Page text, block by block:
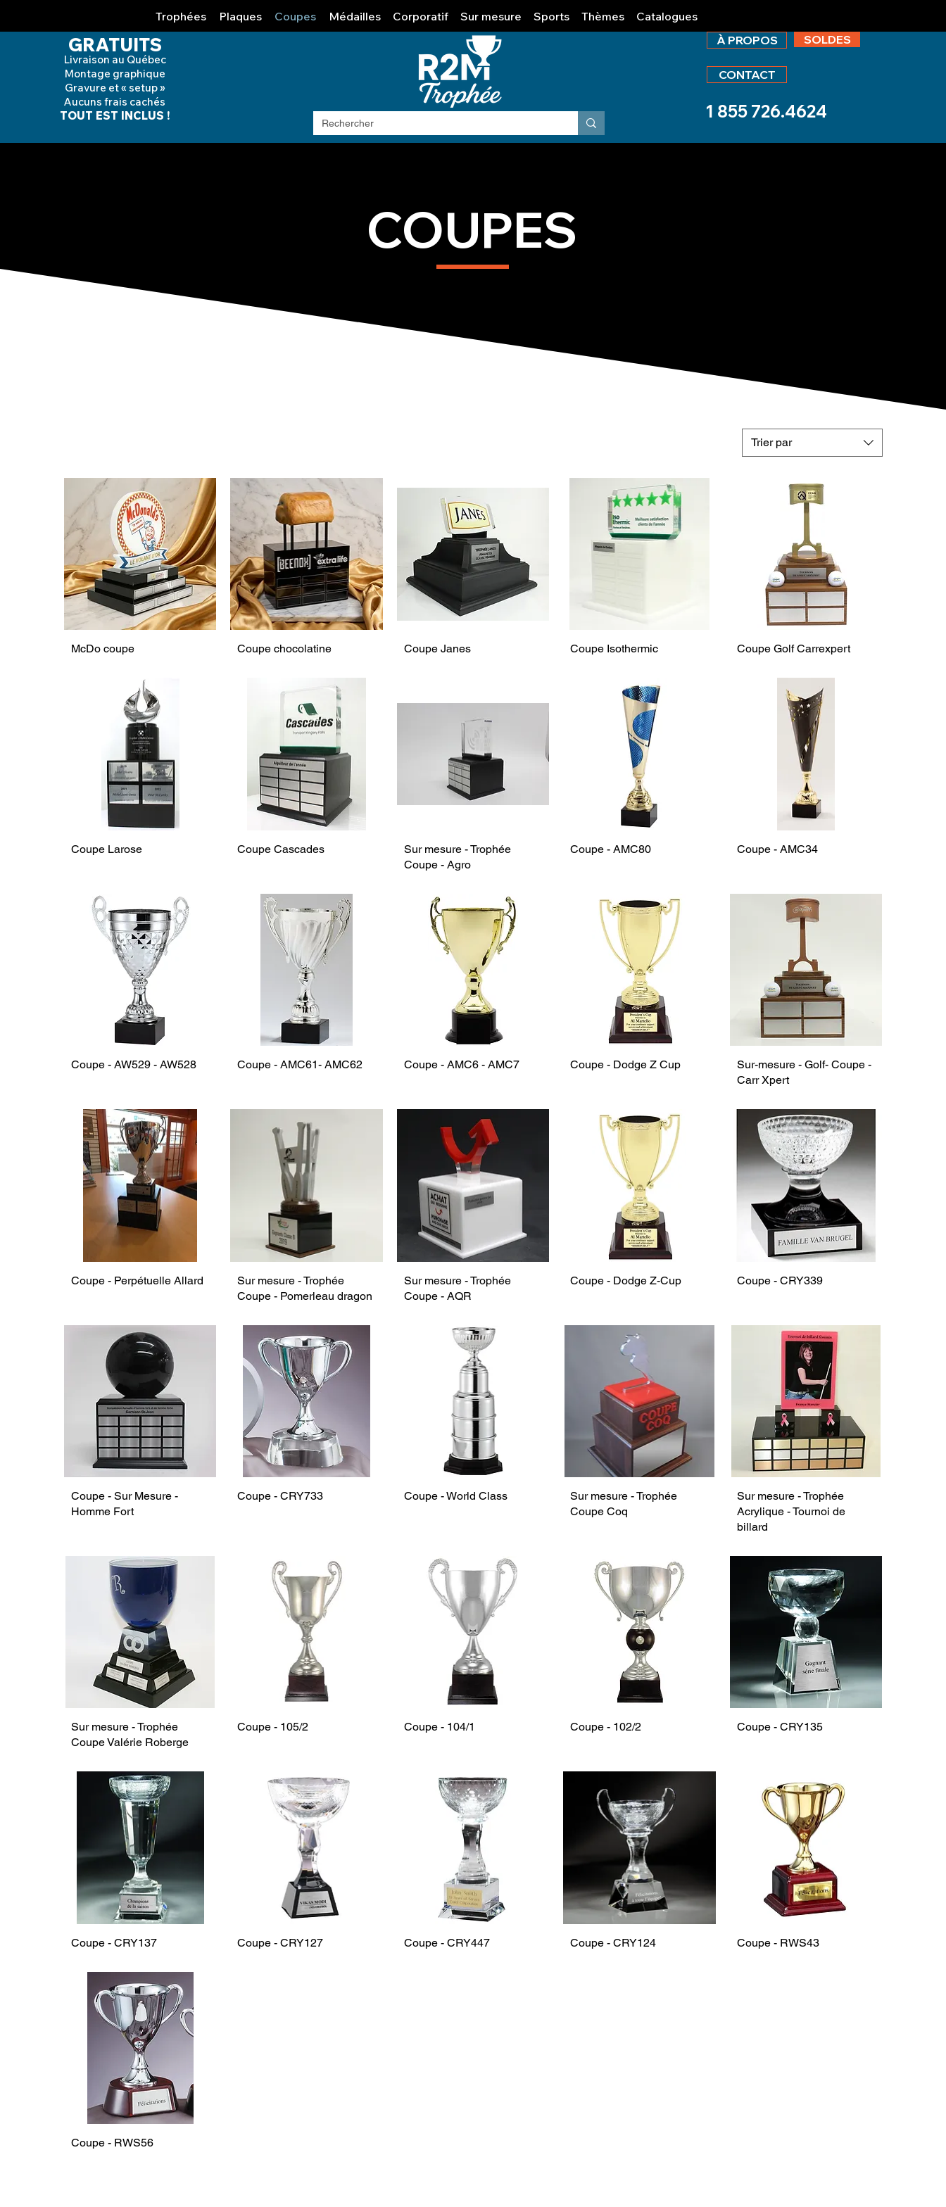
Trophées Plaques Coupes Médailles Corporatif Sur mesure Sports Thèmes Catalogues
GRATUITS
Livraison au Québec
Montage graphique
Gravure et « setup »
Aucuns frais cachés
TOUT EST INCLUS !
À PROPOS SOLDES
CONTACT
1 855 726.4624
COUPES
Trier par
McDo coupe Coupe chocolatine Coupe Janes Coupe Isothermic Coupe Golf Carrexpert
Coupe Larose Coupe Cascades
Sur mesure - Trophée
Coupe - Agro
Coupe - AMC80 Coupe - AMC34
Coupe - AW529 - AW528 Coupe - AMC61- AMC62 Coupe - AMC6 - AMC7 Coupe - Dodge Z Cup
Sur-mesure - Golf- Coupe -
Carr Xpert
Coupe - Perpétuelle Allard
Sur mesure - Trophée
Coupe - Pomerleau dragon
Sur mesure - Trophée
Coupe - AQR
Coupe - Dodge Z-Cup Coupe - CRY339
Coupe - Sur Mesure -
Homme Fort
Coupe - CRY733 Coupe - World Class
Sur mesure - Trophée
Coupe Coq
Sur mesure - Trophée
Acrylique - Tournoi de
billard
Sur mesure - Trophée
Coupe Valérie Roberge
Coupe - 105/2 Coupe - 104/1 Coupe - 102/2 Coupe - CRY135
Coupe - CRY137 Coupe - CRY127 Coupe - CRY447 Coupe - CRY124 Coupe - RWS43
Coupe - RWS56